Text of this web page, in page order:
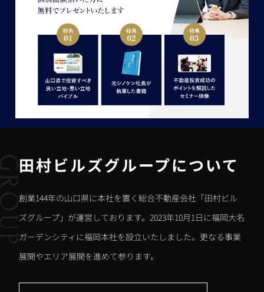
田村ビルズグループについて
創業144年の山口県に本社を置く総合不動産会社「田村ビル
ズグループ」が運営しております。2023年10月1日に福岡大名
ガーデンシティに福岡本社を設立いたしました。更なる事業
展開やエリア展開を進めて参ります。